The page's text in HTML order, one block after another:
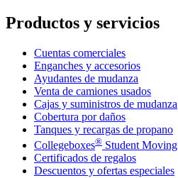
Productos y servicios
Cuentas comerciales
Enganches y accesorios
Ayudantes de mudanza
Venta de camiones usados
Cajas y suministros de mudanza
Cobertura por daños
Tanques y recargas de propano
Collegeboxes® Student Moving
Certificados de regalos
Descuentos y ofertas especiales